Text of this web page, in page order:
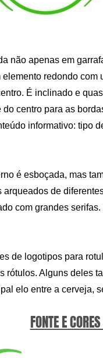
não apenas em
redondo
É inclinado e
centro para as
informativo: tipo
é esboçada, mas
de
com grandes
de logotipos para
rótulos. Alguns deles
elo entre a cerveja,
FONTE E